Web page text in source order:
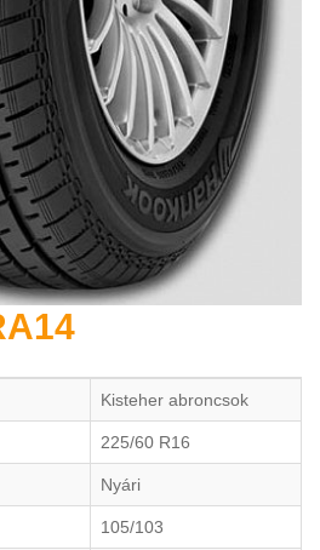
Kisteher abroncsok
225/60 R16
Nyári
105/103